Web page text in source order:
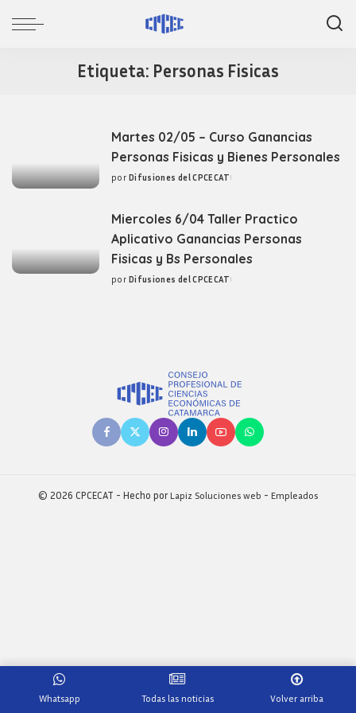
Etiqueta: Personas Fisicas
Martes 02/05 – Curso Ganancias
Personas Fisicas y Bienes Personales
Posted
por Difusiones del CPCECAT
Miercoles 6/04 Taller Practico
Aplicativo Ganancias Personas
Fisicas y Bs Personales
Posted
por Difusiones del CPCECAT
© 2026 CPCECAT - Hecho por Lapiz Soluciones web - Empleados
Whatsapp Todas las noticias Volver arriba